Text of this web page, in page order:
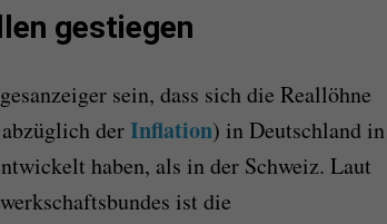
gestiegen
sein, dass sich die Reallöhne
derInflation) in Deutschland in
haben, als in der Schweiz. Laut
ist die